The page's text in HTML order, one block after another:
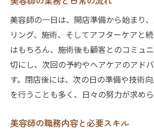
美容師の一日は、開店準備から始まり
リング、施術、そしてアフターケアと
はもちろん、施術後も顧客とのコミュ
切にし、次回の予約やヘアケアのアド
す。閉店後には、次の日の準備や技術
を行うことも多く、日々の努力が求めら
美容師の職務内容と必要スキル